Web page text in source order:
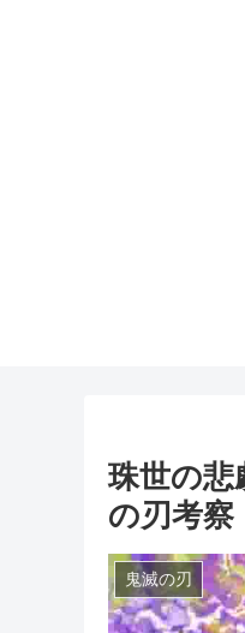
珠世の悲
の刃考察
鬼滅の刃